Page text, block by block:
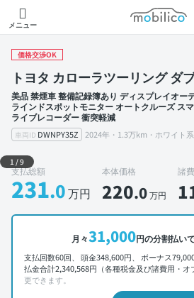
メニュー
モビリコ
価格交渉OK
トヨタ カローラツーリング ダ
美品 禁煙車 整備記録簿あり ディスプレイオー
ラインドスポットモニター オートクルーズ ス
ライブレコーダー 衝突軽減
車両ID DWNPY35Z 2024年・1.3万km・ホワイト系
外装 左前
1 /9
支払総額
231.0万円
本体価格
220.0万円
諸
月々31,000円の分割払い
支払回数60回、 頭金348,600円、 ボーナス
払金合計2,340,568円（各種税金及び諸費用・オ
更できます。